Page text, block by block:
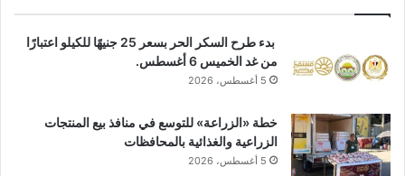
بدء طرح السكر الحر بسعر 25 جنيهًا للكيلو اعتبارًا
من غد الخميس 6 أغسطس.
5 أغسطس، 2026
خطة «الزراعة» للتوسع في منافذ بيع المنتجات
الزراعية والغذائية بالمحافظات
5 أغسطس، 2026